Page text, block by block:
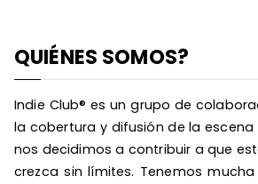
QUIÉNES SOMOS?
Indie Club® es un grupo de
la cobertura y difusión de la escena
nos decidimos a contribuir a que
crezca sin límites. Tenemos